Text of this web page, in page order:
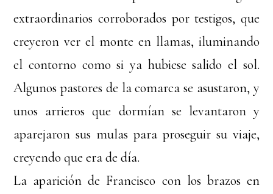
extraordinarios corroborados por testigos, que
creyeron ver el monte en llamas, iluminando
el contorno como si ya hubiese salido el sol.
Algunos pastores de la comarca se asustaron, y
unos arrieros que dormían se levantaron y
aparejaron sus mulas para proseguir su viaje,
creyendo que era de día.
La aparición de Francisco con los brazos en